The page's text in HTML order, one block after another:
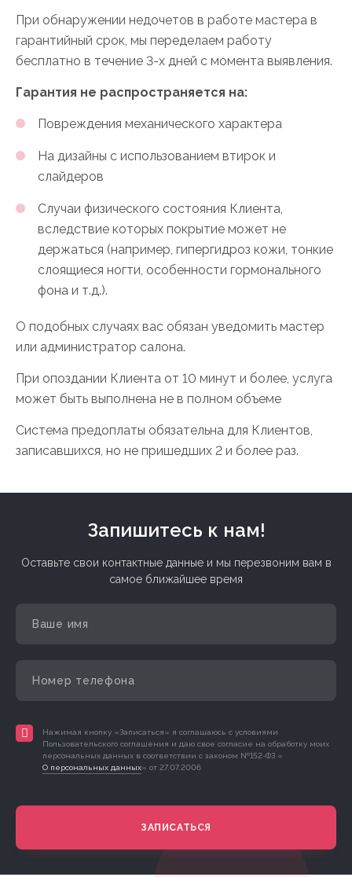
При обнаружении недочетов в работе мастера в
гарантийный срок, мы переделаем работу
бесплатно в течение 3-х дней с момента выявления.
Гарантия не распространяется на:
Повреждения механического характера
На дизайны с использованием втирок и
слайдеров
Случаи физического состояния Клиента,
вследствие которых покрытие может не
держаться (например, гипергидроз кожи, тонкие
слоящиеся ногти, особенности гормонального
фона и т.д.).
О подобных случаях вас обязан уведомить мастер
или администратор салона.
При опоздании Клиента от 10 минут и более, услуга
может быть выполнена не в полном объеме
Система предоплаты обязательна для Клиентов,
записавшихся, но не пришедших 2 и более раз.
Запишитесь к нам!
Оставьте свои контактные данные и мы перезвоним вам в
самое ближайшее время
Нажимая кнопку «Записаться» я соглашаюсь с условиями
Пользовательского соглашения и даю свое согласие на обработку моих
персональных данных в соответствии с законом №152-ФЗ «
О персональных данных» от 27.07.2006
ЗАПИСАТЬСЯ